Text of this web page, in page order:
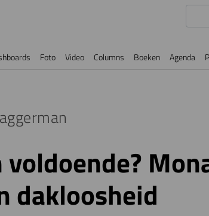
Foto Video Columns Boeken Agenda
voldoende?
dakloosheid